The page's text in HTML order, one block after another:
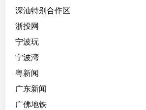
深汕特别合作区
浙投网
宁波玩
宁波湾
粤新闻
广东新闻
广佛地铁